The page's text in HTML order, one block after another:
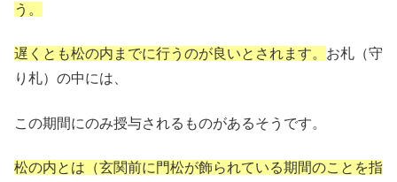
う。
遅くとも松の内までに行うのが良いとされます。 お札（守
り札）の中には、
この期間にのみ授与されるものがあるそうです。
松の内とは（玄関前に門松が飾られている期間のことを指